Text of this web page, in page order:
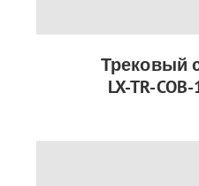
Трековый
LX-TR-